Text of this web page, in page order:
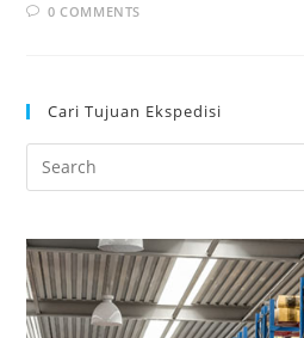
0 COMMENTS
Cari Tujuan Ekspedisi